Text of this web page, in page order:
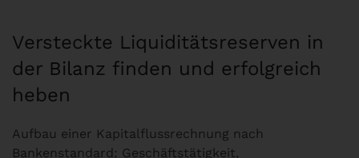
Versteckte Liquiditätsreserven in
der Bilanz finden und erfolgreich
heben
Aufbau einer Kapitalflussrechnung nach
Bankenstandard: Geschäftstätigkeit,